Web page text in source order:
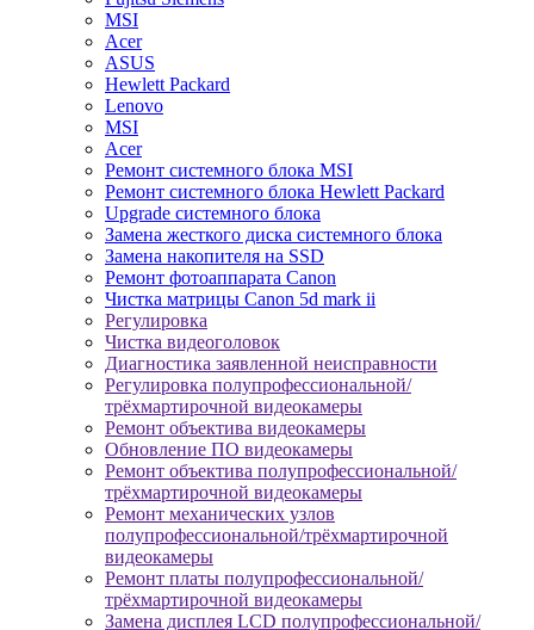
MSI
Acer
ASUS
Hewlett Packard
Lenovo
MSI
Acer
Ремонт системного блока MSI
Ремонт системного блока Hewlett Packard
Upgrade системного блока
Замена жесткого диска системного блока
Замена накопителя на SSD
Ремонт фотоаппарата Canon
Чистка матрицы Canon 5d mark ii
Регулировка
Чистка видеоголовок
Диагностика заявленной неисправности
Регулировка полупрофессиональной/
трёхмартирочной видеокамеры
Ремонт объектива видеокамеры
Обновление ПО видеокамеры
Ремонт объектива полупрофессиональной/
трёхмартирочной видеокамеры
Ремонт механических узлов
полупрофессиональной/трёхмартирочной
видеокамеры
Ремонт платы полупрофессиональной/
трёхмартирочной видеокамеры
Замена дисплея LCD полупрофессиональной/